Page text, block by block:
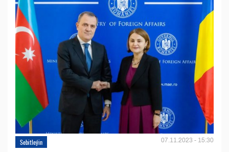
Sebitleýin 07.11.2023 - 15:30